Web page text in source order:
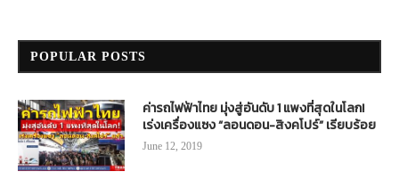
POPULAR POSTS
ค่ารถไฟฟ้าไทย มุ่งสู่อันดับ 1 แพงที่สุดในโลก!
เร่งเครื่องแซง “ลอนดอน-สิงคโปร์” เรียบร้อย
June 12, 2019